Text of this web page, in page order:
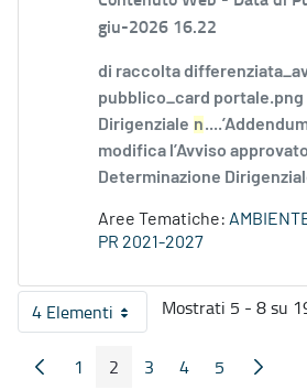
giu-2026 16.22
di raccolta
pubblico_card portale.png
Dirigenziale n
modifica l’Avviso
Determinazione
Aree Tematiche:
PR 2021-2027
4 ElementiPer pagina
Mostrati 5 - 8 su
Pagina Precedente
Pagina
1 Pagina
2 Pagina
3 Pagina
4 Pagina
5 Pagina